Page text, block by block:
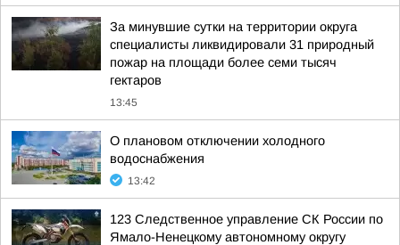
За минувшие сутки на территории округа
специалисты ликвидировали 31 природный
пожар на площади более семи тысяч
гектаров
13:45
О плановом отключении холодного
водоснабжения
13:42
123 Следственное управление СК России по
Ямало-Ненецкому автономному округу